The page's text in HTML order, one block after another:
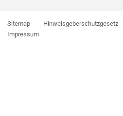
Sitemap Hinweisgeberschutzgesetz
Impressum